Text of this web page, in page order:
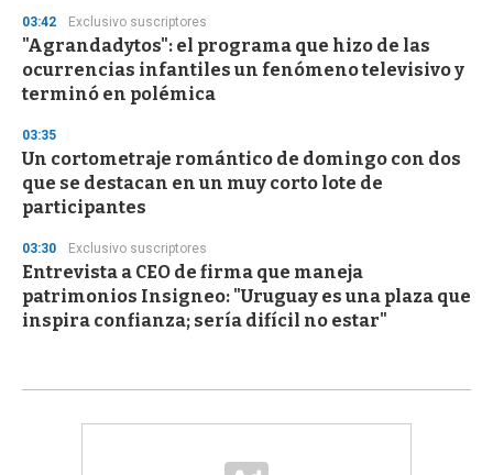
03:42 Exclusivo suscriptores
"Agrandadytos": el programa que hizo de las
ocurrencias infantiles un fenómeno televisivo y
terminó en polémica
03:35
Un cortometraje romántico de domingo con dos
que se destacan en un muy corto lote de
participantes
03:30 Exclusivo suscriptores
Entrevista a CEO de firma que maneja
patrimonios Insigneo: "Uruguay es una plaza que
inspira confianza; sería difícil no estar"